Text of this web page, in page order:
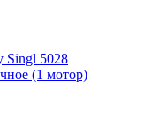
Singl 5028
(1 мотор)